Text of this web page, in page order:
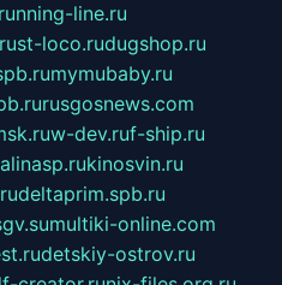
running-line.ru
rust-loco.rudugshop.ru
mymubaby.ru
rusgosnews.com
w-dev.ruf-ship.ru
kinosvin.ru
deltaprim.spb.ru
multiki-online.com
detskiy-ostrov.ru